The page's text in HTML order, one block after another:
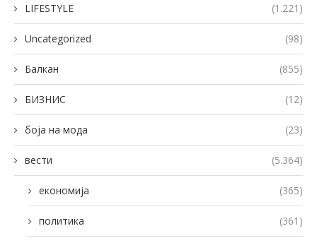
LIFESTYLE (1.221)
Uncategorized (98)
Балкан (855)
БИЗНИС (12)
боја на мода (23)
вести (5.364)
економија (365)
политика (361)